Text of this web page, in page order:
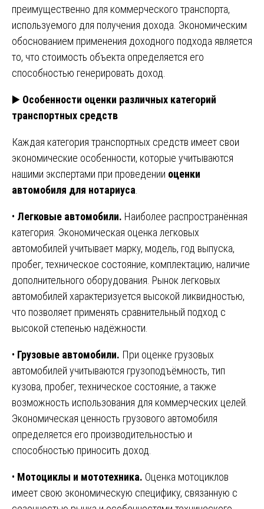
преимущественно для коммерческого транспорта,
используемого для получения дохода. Экономическим
обоснованием применения доходного подхода является
то, что стоимость объекта определяется его
способностью генерировать доход.
▶️ Особенности оценки различных категорий
транспортных средств
Каждая категория транспортных средств имеет свои
экономические особенности, которые учитываются
нашими экспертами при проведении оценки
автомобиля для нотариуса
• Легковые автомобили. Наиболее распространённая
категория. Экономическая оценка легковых
автомобилей учитывает марку, модель, год выпуска,
пробег, техническое состояние, комплектацию, наличие
дополнительного оборудования. Рынок легковых
автомобилей характеризуется высокой ликвидностью,
что позволяет применять сравнительный подход с
высокой степенью надёжности.
• Грузовые автомобили. При оценке грузовых
автомобилей учитываются грузоподъёмность, тип
кузова, пробег, техническое состояние, а также
возможность использования для коммерческих целей.
Экономическая ценность грузового автомобиля
определяется его производительностью и
способностью приносить доход.
• Мотоциклы и мототехника. Оценка мотоциклов
имеет свою экономическую специфику, связанную с